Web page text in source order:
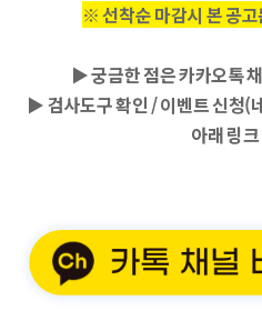
※ 선착순 마감시 본 공
▶ 궁금한 점은 카카오
▶검사도구 확인 / 이벤트 신청(
아래 링